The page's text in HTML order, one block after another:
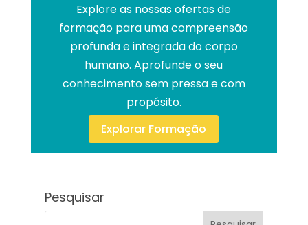
Explore as nossas ofertas de
formação para uma compreensão
profunda e integrada do corpo
humano. Aprofunde o seu
conhecimento sem pressa e com
propósito.
Explorar Formação
Pesquisar